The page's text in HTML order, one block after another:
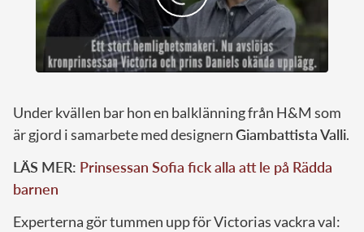
Under kvällen bar hon en balklänning från H&M som
är gjord i samarbete med designernGiambattista Valli.
LÄS MER: Prinsessan Sofia fick alla att le på Rädda
barnen
Experterna gör tummen upp för Victorias vackra val: